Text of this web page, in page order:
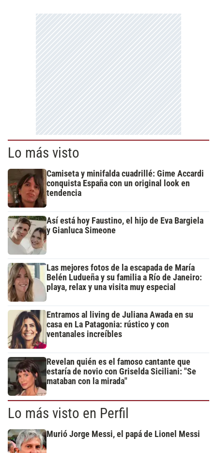
Lo más visto
Camiseta y minifalda cuadrillé: Gime Accardi
conquista España con un original look en
tendencia
Así está hoy Faustino, el hijo de Eva Bargiela
y Gianluca Simeone
Las mejores fotos de la escapada de María
Belén Ludueña y su familia a Río de Janeiro:
playa, relax y una visita muy especial
Entramos al living de Juliana Awada en su
casa en La Patagonia: rústico y con
ventanales increíbles
Revelan quién es el famoso cantante que
estaría de novio con Griselda Siciliani: "Se
mataban con la mirada"
Lo más visto en Perfil
Murió Jorge Messi, el papá de Lionel Messi